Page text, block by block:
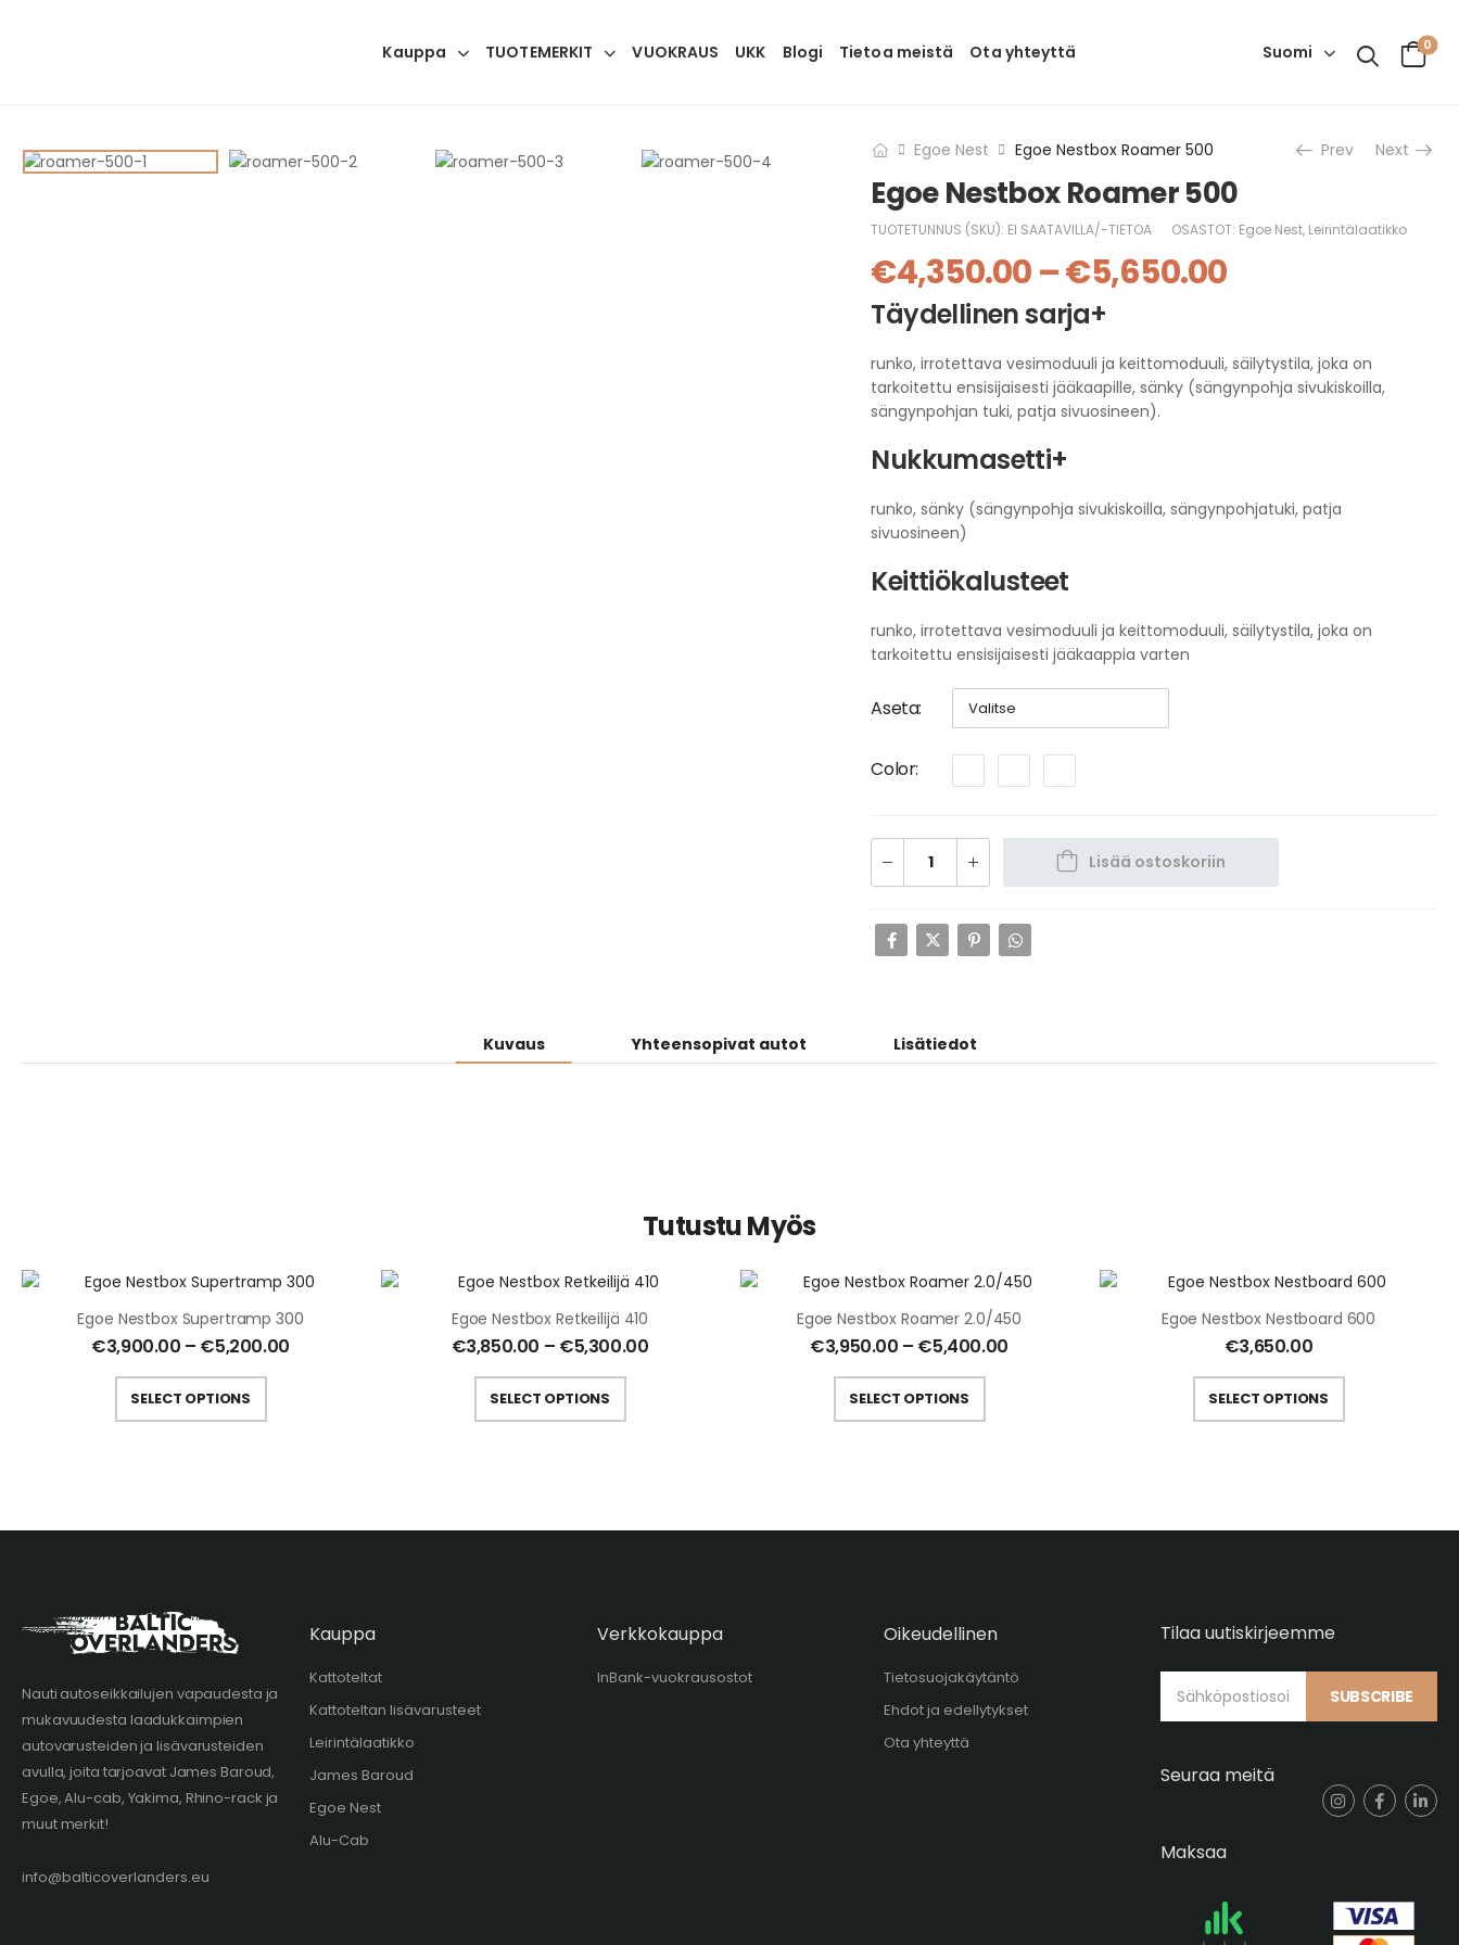
Kauppa TUOTEMERKIT VUOKRAUS UKK Blogi Tietoa meistä Ota yhteyttä Suomi 0
Egoe Nest Egoe Nestbox Roamer 500 Prev Next
Egoe Nestbox Roamer 500
TUOTETUNNUS (SKU): EI SAATAVILLA/-TIETOA OSASTOT: Egoe Nest, Leirintälaatikko
€4,350.00–€5,650.00
Täydellinen sarja+
runko, irrotettava vesimoduuli ja keittomoduuli, säilytystila, joka on
tarkoitettu ensisijaisesti jääkaapille, sänky (sängynpohja sivukiskoilla,
sängynpohjan tuki, patja sivuosineen).
Nukkumasetti+
runko, sänky (sängynpohja sivukiskoilla, sängynpohjatuki, patja
sivuosineen)
Keittiökalusteet
runko, irrotettava vesimoduuli ja keittomoduuli, säilytystila, joka on
tarkoitettu ensisijaisesti jääkaappia varten
Aseta
Color
Lisää ostoskoriin
Kuvaus Yhteensopivat autot Lisätiedot
Tutustu Myös
Egoe Nestbox Supertramp 300
€3,900.00 – €5,200.00
SELECT OPTIONS
Egoe Nestbox Retkeilijä 410
€3,850.00 – €5,300.00
SELECT OPTIONS
Egoe Nestbox Roamer 2.0/450
€3,950.00 – €5,400.00
SELECT OPTIONS
Egoe Nestbox Nestboard 600
€3,650.00
SELECT OPTIONS
Nauti autoseikkailujen vapaudesta ja
mukavuudesta laadukkaimpien
autovarusteiden ja lisävarusteiden
avulla, joita tarjoavat James Baroud,
Egoe, Alu-cab, Yakima, Rhino-rack ja
muut merkit!
info@balticoverlanders.eu
Kauppa
Kattoteltat
Kattoteltan lisävarusteet
Leirintälaatikko
James Baroud
Egoe Nest
Alu-Cab
Verkkokauppa
InBank-vuokrausostot
Oikeudellinen
Tietosuojakäytäntö
Ehdot ja edellytykset
Ota yhteyttä
Tilaa uutiskirjeemme
SUBSCRIBE
Seuraa meitä
Maksaa